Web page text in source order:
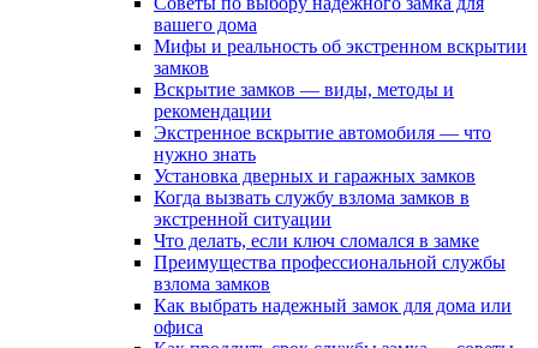
вашего дома
Мифы и реальность об экстренном вскрытии
замков
Вскрытие замков — виды, методы и
рекомендации
Экстренное вскрытие автомобиля — что
нужно знать
Установка дверных и гаражных замков
Когда вызвать службу взлома замков в
экстренной ситуации
Что делать, если ключ сломался в замке
Преимущества профессиональной службы
взлома замков
Как выбрать надежный замок для дома или
офиса